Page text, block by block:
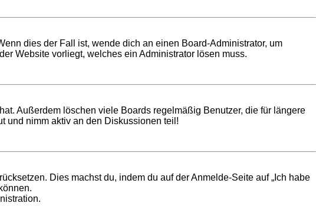
dies der Fall ist, wende dich an einen Board-Administrator, um
Website vorliegt, welches ein Administrator lösen muss.
Außerdem löschen viele Boards regelmäßig Benutzer, die für längere
und nimm aktiv an den Diskussionen teil!
Dies machst du, indem du auf der Anmelde-Seite auf „Ich habe